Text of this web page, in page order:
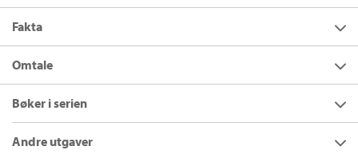
Fakta
Forfatter:
Innbinding:
Utgivelsesår: 2021
Omtale
Sam Berger er alene. Molly Blom er fortsatt borte, sannsynligvis
er hun gravid med barnet deres. Drømmen om et liv sammen
med henne virker fjernere enn noen gang.
Bøker i serien
Andre utgaver